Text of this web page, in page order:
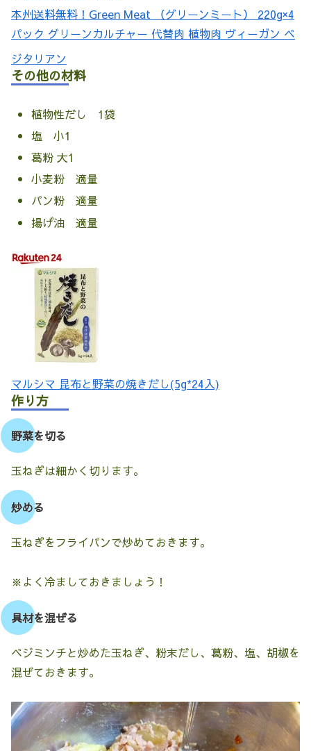
本州送料無料！Green Meat （グリーンミート） 220g×4
パック グリーンカルチャー 代替肉 植物肉 ヴィーガン ベ
ジタリアン
その他の材料
植物性だし 1袋
塩 小1
葛粉 大1
小麦粉 適量
パン粉 適量
揚げ油 適量
マルシマ 昆布と野菜の焼きだし(5g*24入)
作り方
野菜を切る
玉ねぎは細かく切ります。
炒める
玉ねぎをフライパンで炒めておきます。
※よく冷ましておきましょう！
具材を混ぜる
ベジミンチと炒めた玉ねぎ、粉末だし、葛粉、塩、胡椒を
混ぜておきます。